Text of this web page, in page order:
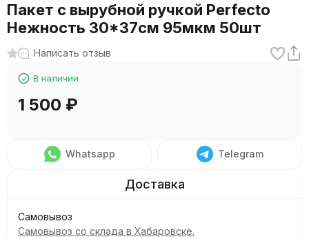
Пакет с вырубной ручкой Perfecto
Нежность 30*37см 95мкм 50шт
Написать отзыв
В наличии
1 500 ₽
Whatsapp Telegram
Самовывоз
Самовывоз со склада в Хабаровске.